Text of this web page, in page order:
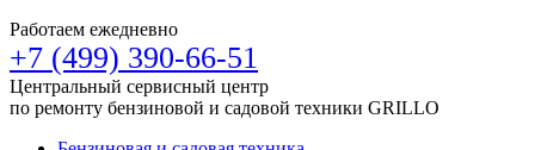
Работаем ежедневно
+7 (499) 390-66-51
Центральный сервисный центр
по ремонту бензиновой и садовой техники GRILLO